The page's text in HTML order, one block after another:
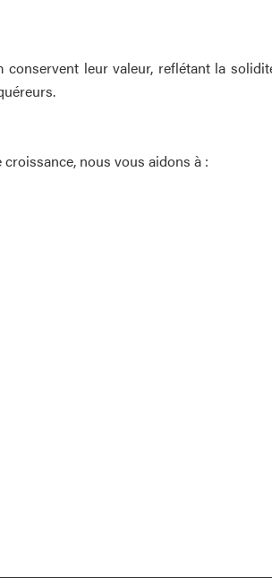
conservent leur valeur, reflétant la
nous vous aidons à :